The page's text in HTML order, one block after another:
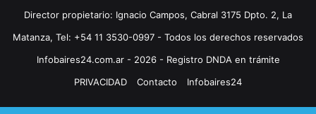
Director propietario: Ignacio Campos, Cabral 3175 Dpto. 2, La
Matanza, Tel: +54 11 3530-0997 - Todos los derechos reservados
Infobaires24.com.ar - 2026 - Registro DNDA en trámite
PRIVACIDAD
Contacto Infobaires24